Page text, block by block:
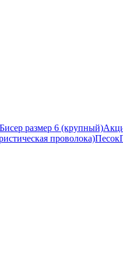
Бисер размер 6 (крупный)
проволока)Песок